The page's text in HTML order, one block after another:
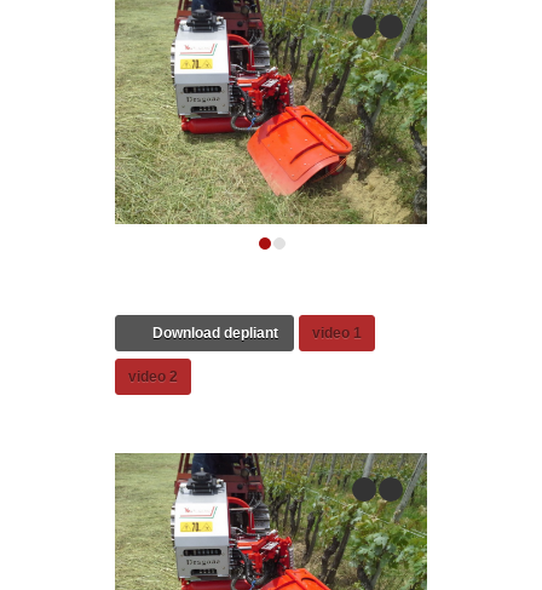
previous
1
Download depliant video 1
video 2
previous